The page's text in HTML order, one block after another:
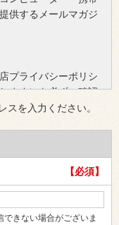
供するメールマガジ
プライバシーポリシ
ます）を必ずご確認
て頂いた際には、前
込み後、当店で申込
されるものとしま
スを入力ください。
【必須】
きない場合がございま